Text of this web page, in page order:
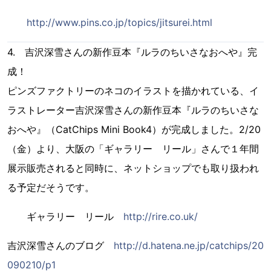
http://www.pins.co.jp/topics/jitsurei.html
4. 吉沢深雪さんの新作豆本『ルラのちいさなおへや』完
成！
ピンズファクトリーのネコのイラストを描かれている、イ
ラストレーター吉沢深雪さんの新作豆本『ルラのちいさな
おへや』（CatChips Mini Book4）が完成しました。2/20
（金）より、大阪の「ギャラリー リール」さんで１年間
展示販売されると同時に、ネットショップでも取り扱われ
る予定だそうです。
ギャラリー リール http://rire.co.uk/
吉沢深雪さんのブログ http://d.hatena.ne.jp/catchips/20
090210/p1